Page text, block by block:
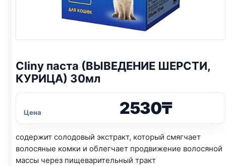
Cliny паста (ВЫВЕДЕНИЕ ШЕРСТИ,
КУРИЦА) 30мл
Цена 2530₸
содержит cолодовый экстракт, который смягчает
волосяные комки и облегчает продвижение волосяной
массы через пищеварительный тракт